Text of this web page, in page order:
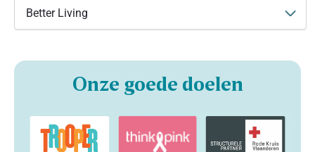
Better Living
Onze goede doelen